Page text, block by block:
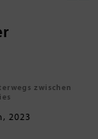
zwischen
2023